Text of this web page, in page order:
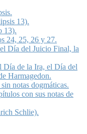
13).
13).
24, 25, 26 y 27.
Día del Juicio Final, la
de la Ira, el Día del
Harmagedon.
notas dogmáticas.
con sus notas de
Schlie).